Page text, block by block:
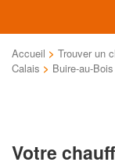
Accueil > Trouver un
Calais > Buire-au-Bois
Votre